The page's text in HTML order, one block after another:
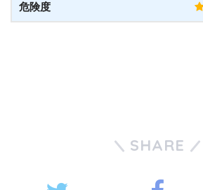
危険度
SHARE